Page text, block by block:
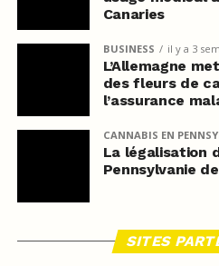
Canaries
BUSINESS il y a 3
L’Allemagne
des fleurs de
l’assurance
CANNABIS EN
La légalisation
Pennsylvanie
SITES